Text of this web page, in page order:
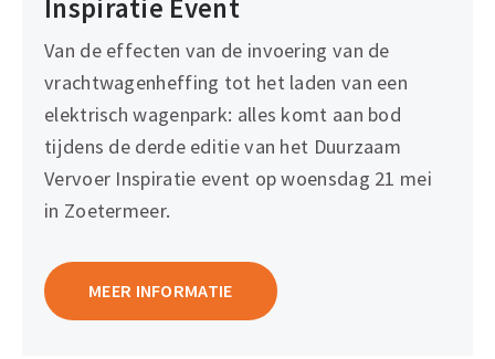
Inspiratie Event
Van de effecten van de invoering van de
vrachtwagenheffing tot het laden van een
elektrisch wagenpark: alles komt aan bod
tijdens de derde editie van het Duurzaam
Vervoer Inspiratie event op woensdag 21 mei
in Zoetermeer.
MEER INFORMATIE